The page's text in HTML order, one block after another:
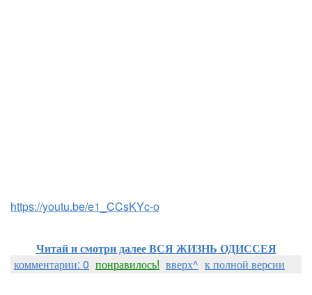
https://youtu.be/e1_CCsKYc-o
Читай и смотри далее ВСЯ ЖИЗНЬ ОДИССЕЯ
комментарии: 0 понравилось! вверх^ к полной версии